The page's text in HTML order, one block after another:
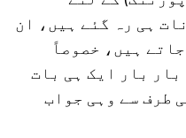
ہی رہ گئے ہیں، ان
ہیں، خصوصاً
بار ایک ہی بات
طرف سے وہی جواب